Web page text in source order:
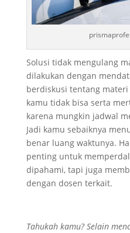
Solusi tidak mengulang
dilakukan dengan
berdiskusi tentang
kamu tidak bisa serta
karena mungkin jadwal
Jadi kamu sebaiknya
benar luang waktunya.
penting untuk
dipahami, tapi juga
dengan dosen terkait.
Tahukah kamu? Selain